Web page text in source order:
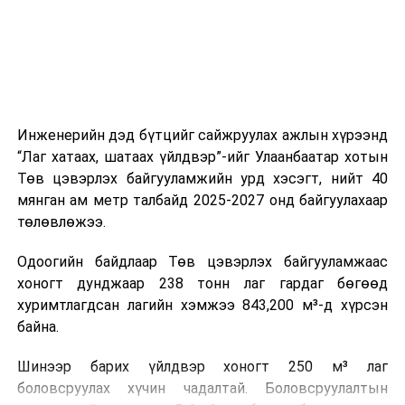
өдөр тутмын ажлын бэлэн байдлыг хангах зэрэг
практик ур чадварыг сургалтын хөтөлбөрт тусгажээ.
Сургалтыг танилцуулах лекц, асуулт-хариулт,
жишээнд суурилсан сургалт, багаар ажиллах дасгал,
танилцах, онцгой нөхцөлд ажиллах дадлага зэрэг
онол, практик хосолсон хэлбэрээр зохион байгуулж
байна.
зохион байгуулах Үндэсний хорооны Ажлын алба,
Нийслэлийн тээврийн газар, Автотээврийн үндэсний
Инженерийн дэд бүтцийг сайжруулах ажлын хүрээнд
“Лаг хатаах, шатаах үйлдвэр”-ийг Улаанбаатар хотын
Төв цэвэрлэх байгууламжийн урд хэсэгт, нийт 40
мянган ам метр талбайд 2025-2027 онд байгуулахаар
төлөвлөжээ.
Одоогийн байдлаар Төв цэвэрлэх байгууламжаас
хоногт дунджаар 238 тонн лаг гардаг бөгөөд
хуримтлагдсан лагийн хэмжээ 843,200 м³-д хүрсэн
байна.
Шинээр барих үйлдвэр хоногт 250 м³ лаг
боловсруулах хүчин чадалтай. Боловсруулалтын